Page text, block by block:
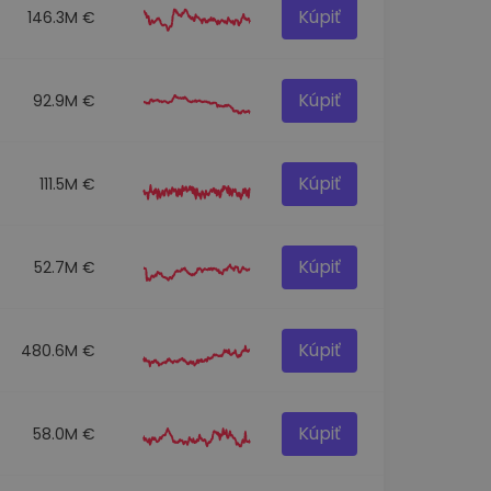
146.3M € Kúpiť
92.9M € Kúpiť
111.5M € Kúpiť
52.7M € Kúpiť
480.6M € Kúpiť
58.0M € Kúpiť